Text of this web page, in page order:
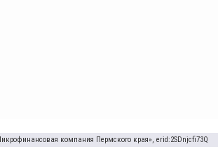
компания Пермского края», erid:2SDnjcfi73Q